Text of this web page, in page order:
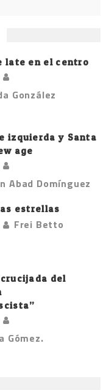
late en el centro
González
izquierda y Santa
age
Abad Domínguez
estrellas
Frei Betto
del
Gómez.